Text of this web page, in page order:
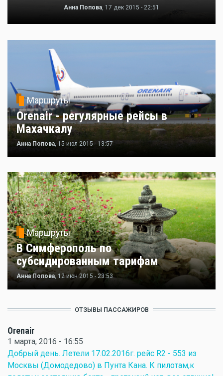
Анна Попова , 17 дек 2015 - 22:51
Маршруты
Orenair - регулярные рейсы в
Махачкалу
Анна Попова , 15 июл 2015 - 13:57
Маршруты
В Симферополь по
субсидированным тарифам
Анна Попова, 12 июн 2015 - 23:53
ОТЗЫВЫ ПАССАЖИРОВ
Orenair
1 марта, 2016 - 16:55
Добрый день. Летели 17.02.2016г. рейс R2 - 553 из
Москвы (Домодедово) в Пунта Кана. К пилотам,к